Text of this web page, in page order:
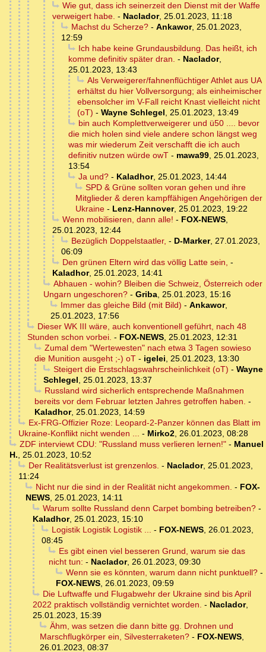
Wie gut, dass ich seinerzeit den Dienst mit der Waffe
verweigert habe. - Naclador, 25.01.2023, 11:18
Machst du Scherze?- Ankawor, 25.01.2023,
12:59
Ich habe keine Grundausbildung. Das heißt, ich
komme definitiv später dran. - Naclador,
25.01.2023, 13:43
Als Verweigerer/fahnenflüchtiger Athlet aus UA
erhältst du hier Vollversorgung; als einheimischer
ebensolcher im V-Fall reicht Knast vielleicht nicht
(oT) - Wayne Schlegel, 25.01.2023, 13:49
bin auch Komplettverweigerer und ü50 .... bevor
die mich holen sind viele andere schon längst weg
was mir wiederum Zeit verschafft die ich auch
definitiv nutzen würde owT - mawa99, 25.01.2023,
13:54
Ja und?- Kaladhor, 25.01.2023, 14:44
SPD & Grüne sollten voran gehen und ihre
Mitglieder & deren kampffähigen Angehörigen der
Ukraine - Lenz-Hannover, 25.01.2023, 19:22
Wenn mobilisieren, dann alle! - FOX-NEWS,
25.01.2023, 12:44
Bezüglich Doppelstaatler, - D-Marker, 27.01.2023,
06:09
Den grünen Eltern wird das völlig Latte sein, -
Kaladhor, 25.01.2023, 14:41
Abhauen - wohin? Bleiben die Schweiz, Österreich oder
Ungarn ungeschoren? - Griba, 25.01.2023, 15:16
Immer das gleiche Bild (mit Bild) - Ankawor,
25.01.2023, 17:56
Dieser WK III wäre, auch konventionell geführt, nach 48
Stunden schon vorbei. - FOX-NEWS, 25.01.2023, 12:31
Zumal dem "Wertewesten" nach etwa 3 Tagen sowieso
die Munition ausgeht ;-) oT - igelei, 25.01.2023, 13:30
Steigert die Erstschlagswahrscheinlichkeit (oT) - Wayne
Schlegel, 25.01.2023, 13:37
Russland wird sicherlich entsprechende Maßnahmen
bereits vor dem Februar letzten Jahres getroffen haben. -
Kaladhor, 25.01.2023, 14:59
Ex-FRG-Offizier Roze: Leopard-2-Panzer können das Blatt im
Ukraine-Konflikt nicht wenden ... - Mirko2, 26.01.2023, 08:28
ZDF interviewt CDU: "Russland muss verlieren lernen!"- Manuel
H., 25.01.2023, 10:52
Der Realitätsverlust ist grenzenlos. - Naclador, 25.01.2023,
11:24
Nicht nur die sind in der Realität nicht angekommen. - FOX-
NEWS, 25.01.2023, 14:11
Warum sollte Russland denn Carpet bombing betreiben?-
Kaladhor, 25.01.2023, 15:10
Logistik Logistik Logistik ... - FOX-NEWS, 26.01.2023,
08:45
Es gibt einen viel besseren Grund, warum sie das
nicht tun: - Naclador, 26.01.2023, 09:30
Wenn sie es könnten, warum dann nicht punktuell?-
FOX-NEWS, 26.01.2023, 09:59
Die Luftwaffe und Flugabwehr der Ukraine sind bis April
2022 praktisch vollständig vernichtet worden. - Naclador,
25.01.2023, 15:39
Ähm, was setzen die dann bitte gg. Drohnen und
Marschflugkörper ein, Silvesterraketen? - FOX-NEWS,
26.01.2023, 08:37